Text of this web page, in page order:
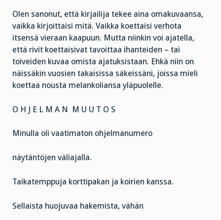
Olen sanonut, että kirjailija tekee aina omakuvaansa,
vaikka kirjoittaisi mitä. Vaikka koettaisi verhota
itsensä vieraan kaapuun. Mutta niinkin voi ajatella,
että rivit koettaisivat tavoittaa ihanteiden – tai
toiveiden kuvaa omista ajatuksistaan. Ehkä niin on
näissäkin vuosien takaisissa säkeissäni, joissa mieli
koettaa nousta melankoliansa yläpuolelle.
O H J E L M A N M U U T O S
Minulla oli vaatimaton ohjelmanumero
näytäntöjen väliajalla.
Taikatemppuja korttipakan ja koirien kanssa.
Sellaista huojuvaa hakemista, vähän